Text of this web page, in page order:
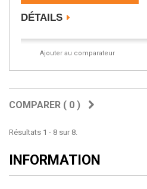
DÉTAILS
Ajouter au comparateur
COMPARER ( 0 )
Résultats 1 - 8 sur 8.
INFORMATION